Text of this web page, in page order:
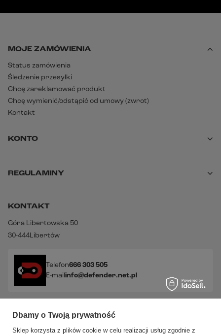
MOJE ZAMÓWIENIA
Status zamówienia
Śledzenie przesyłki
Chcę zareklamować produkt
Chcę wymienić/odstąpić od umowy (zwrot)
Kontakt
KONTO
REGULAMINY
KONTAKT
Góra Libertowska 50
30-444Libertów
Telefon666 303 505
E-mailinfo@defender.net.pl
Sprawdź nasze social media!
Dbamy o Twoją prywatność
Sklep korzysta z plików cookie w celu realizacji usług zgodnie z